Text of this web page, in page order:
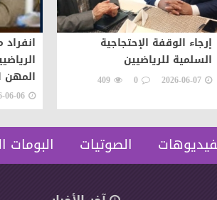
إرجاء الوقفة الإحتجاجية
السلمية للرياضيين
2026-06-07
0
409
المهن
06-06
الصوتيات البومات